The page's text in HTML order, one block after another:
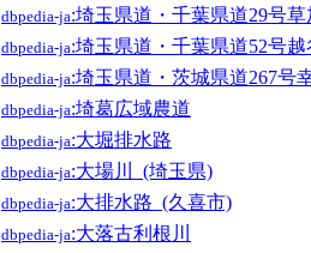
dbpedia-ja:埼玉県道・千葉県道29号
dbpedia-ja:埼玉県道・千葉県道52号
dbpedia-ja:埼玉県道・茨城県道267号
dbpedia-ja:埼葛広域農道
dbpedia-ja:大堀排水路
dbpedia-ja:大場川_(埼玉県)
dbpedia-ja:大排水路_(久喜市)
dbpedia-ja:大落古利根川